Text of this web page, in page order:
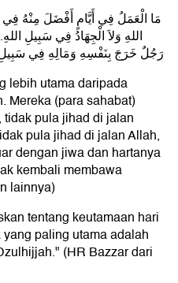
مَا الْعَمَلُ فِي أَيَّامٍ أَفْضَلَ مِنْهُ
اللهِ وَلاَ الْجِهَادُ فِي سَبِيلِ
رَجُلٌ خَرَجَ بِنَفْسِهِ وَمَالِهِ فِي
lebih utama daripada
Mereka (para sahabat)
pula jihad di jalan
pula jihad di jalan Allah,
dengan jiwa dan hartanya
kembali membawa
lainnya)
tentang keutamaan hari
paling utama adalah
(HR Bazzar dari